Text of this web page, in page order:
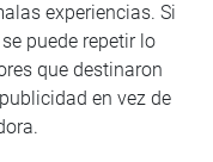
experiencias. Si
puede repetir lo
que destinaron
en vez de